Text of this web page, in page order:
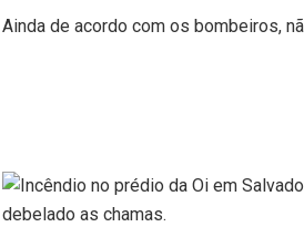
Ainda de acordo com os bombeiros,